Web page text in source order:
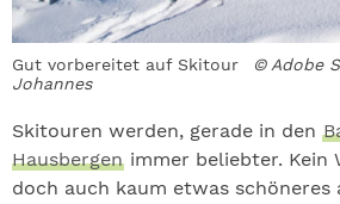
Gut vorbereitet auf Skitour
© Adobe
Johannes
Skitouren werden, gerade in den
Hausbergen immer beliebter. Kein
doch auch kaum etwas schöneres